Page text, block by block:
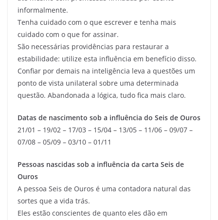
informalmente.
Tenha cuidado com o que escrever e tenha mais
cuidado com o que for assinar.
São necessárias providências para restaurar a
estabilidade: utilize esta influência em benefício disso.
Confiar por demais na inteligência leva a questões um
ponto de vista unilateral sobre uma determinada
questão. Abandonada a lógica, tudo fica mais claro.
Datas de nascimento sob a influência do Seis de Ouros
21/01 – 19/02 – 17/03 – 15/04 – 13/05 – 11/06 – 09/07 –
07/08 – 05/09 – 03/10 – 01/11
Pessoas nascidas sob a influência da carta Seis de
Ouros
A pessoa Seis de Ouros é uma contadora natural das
sortes que a vida trás.
Eles estão conscientes de quanto eles dão em